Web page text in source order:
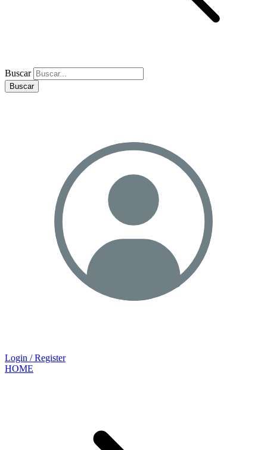
Buscar
Buscar
Login / Register
HOME